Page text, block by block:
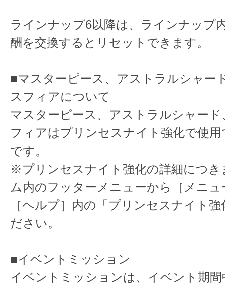
ラインナップ6以降は、ラインナップ
酬を交換するとリセットできます。
■マスターピース、アストラルシャー
スフィアについて
マスターピース、アストラルシャー
フィアはプリンセスナイト強化で使
です。
※プリンセスナイト強化の詳細につき
ム内のフッターメニューから［メニュ
［ヘルプ］内の「プリンセスナイト
ださい。
■イベントミッション
イベントミッションは、イベント期